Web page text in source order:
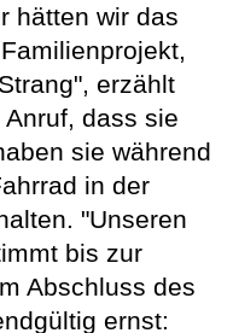
hätten wir das
erzählt
dass sie
sie während
in der
"Unseren
bis zur
Abschluss des
ernst: